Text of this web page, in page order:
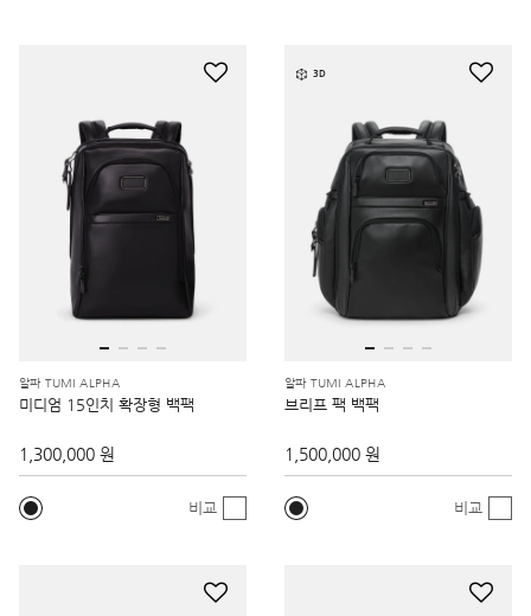
알파 TUMI ALPHA
미디엄 15인치 확장형 백팩
1,300,000 원
비교
3D
알파 TUMI ALPHA
브리프 팩 백팩
1,500,000 원
비교